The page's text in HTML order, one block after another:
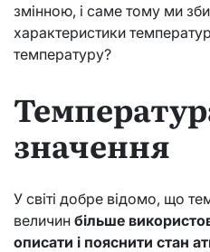
змінною, і саме тому ми
характеристики
температуру?
значення
У світі добре відомо, що
величин більше
описати і пояснити стан